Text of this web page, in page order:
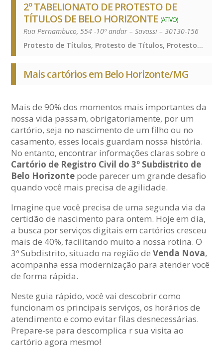
2º TABELIONATO DE PROTESTO DE
TÍTULOS DE BELO HORIZONTE (ATIVO)
Rua Pernambuco, 554 -10º andar – Savassi – 30130-156
Protesto de Títulos, Protesto de Títulos, Protesto de Títulos, Protesto de Títulos
Mais cartórios em Belo Horizonte/MG
Mais de 90% dos momentos mais importantes da
nossa vida passam, obrigatoriamente, por um
cartório, seja no nascimento de um filho ou no
casamento, esses locais guardam nossa história.
No entanto, encontrar informações claras sobre o
Cartório de Registro Civil do 3º Subdistrito de
Belo Horizonte pode parecer um grande desafio
quando você mais precisa de agilidade.
Imagine que você precisa de uma segunda via da
certidão de nascimento para ontem. Hoje em dia,
a busca por serviços digitais em cartórios cresceu
mais de 40%, facilitando muito a nossa rotina. O
3º Subdistrito, situado na região deVenda Nova,
acompanha essa modernização para atender você
de forma rápida.
Neste guia rápido, você vai descobrir como
funcionam os principais serviços, os horários de
atendimento e como evitar filas desnecessárias.
Prepare-se para descomplica r sua visita ao
cartório agora mesmo!